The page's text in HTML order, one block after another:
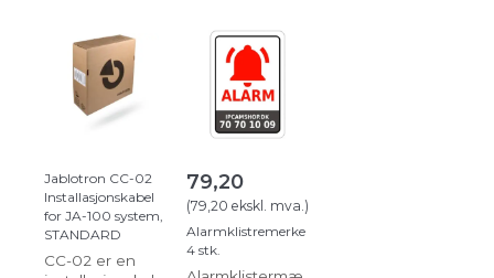
Jablotron CC-02
Installasjonskabel
for JA-100 system,
STANDARD
CC-02 er en
79,20
(79,20 ekskl. mva.)
Alarmklistremerke
4 stk.